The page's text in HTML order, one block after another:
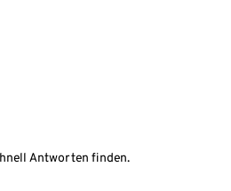
Antworten finden.